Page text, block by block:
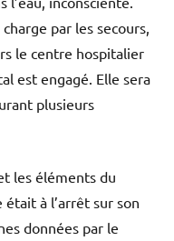
par les secours,
le centre hospitalier
est engagé. Elle sera
plusieurs
les éléments du
à l’arrêt sur son
données par le